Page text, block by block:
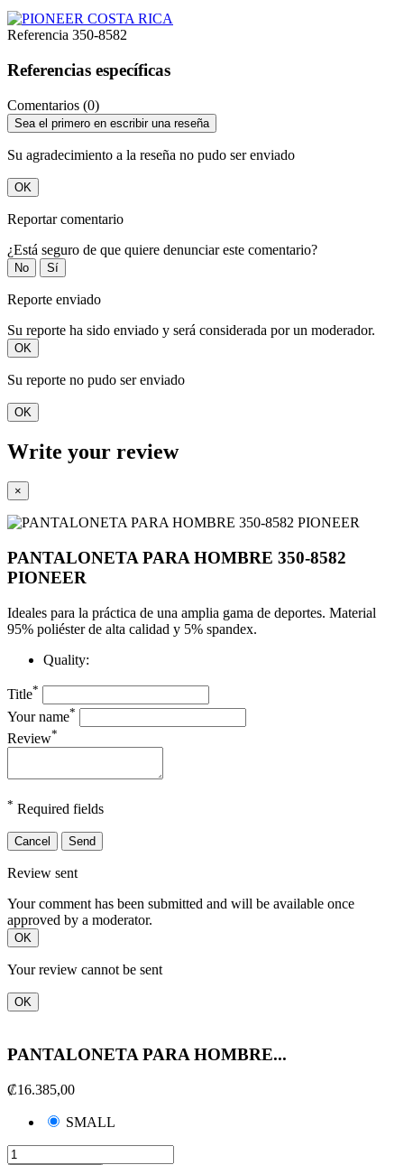
Referencia 350-8582
Referencias específicas
Comentarios (0)
Sea el primero en escribir una reseña
Su agradecimiento a la reseña no pudo ser enviado
OK
Reportar comentario
¿Está seguro de que quiere denunciar este comentario?
No Sí
Reporte enviado
Su reporte ha sido enviado y será considerada por un moderador.
OK
Su reporte no pudo ser enviado
OK
Write your review
×
PANTALONETA PARA HOMBRE 350-8582
PIONEER
Ideales para la práctica de una amplia gama de deportes. Material
95% poliéster de alta calidad y 5% spandex.
Quality:
Title*
Your name*
Review*
* Required fields
Cancel Send
Review sent
Your comment has been submitted and will be available once
approved by a moderator.
OK
Your review cannot be sent
OK
PANTALONETA PARA HOMBRE...
₡16.385,00
SMALL